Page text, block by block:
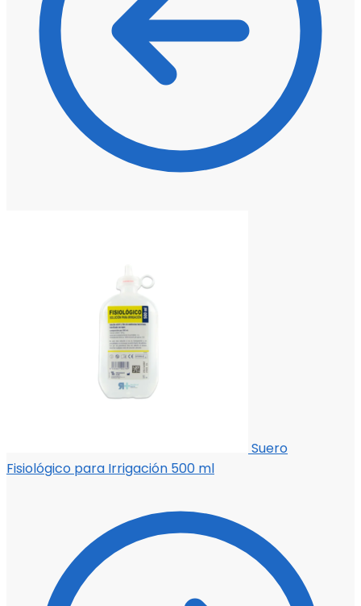
Suero
Fisiológico para Irrigación 500 ml